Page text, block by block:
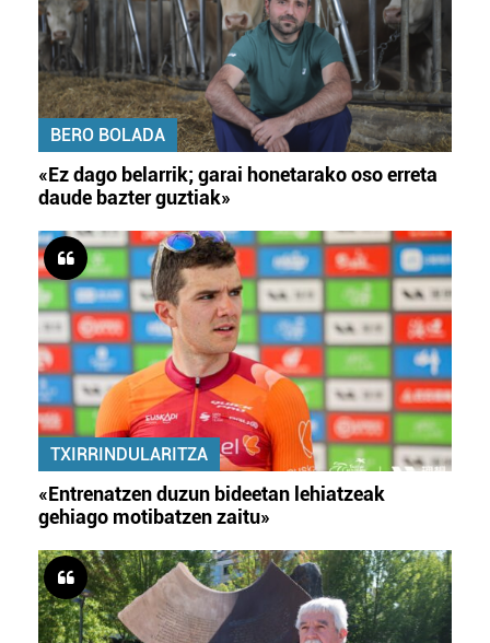
BERO BOLADA
«Ez dago belarrik; garai honetarako oso erreta
daude bazter guztiak»
TXIRRINDULARITZA
«Entrenatzen duzun bideetan lehiatzeak
gehiago motibatzen zaitu»